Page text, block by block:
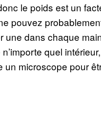
le poids est un
pouvez
dans chaque
quel
un microscope pour